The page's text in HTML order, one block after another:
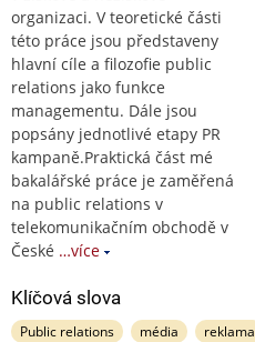
organizaci. V teoretické části
této práce jsou představeny
hlavní cíle a filozofie public
relations jako funkce
managementu. Dále jsou
popsány jednotlivé etapy PR
kampaně.Praktická část mé
bakalářské práce je zaměřená
na public relations v
telekomunikačním obchodě v
České …více
Klíčová slova
Public relations média reklama